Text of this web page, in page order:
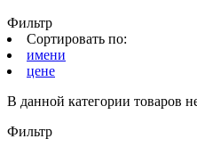
Фильтр
Сортировать по:
имени
цене
В данной категории товаров
Фильтр